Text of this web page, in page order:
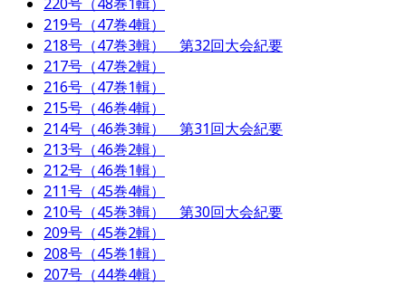
219号（47巻4輯）
218号（47巻3輯） 第32回大会紀要
217号（47巻2輯）
216号（47巻1輯）
215号（46巻4輯）
214号（46巻3輯） 第31回大会紀要
213号（46巻2輯）
212号（46巻1輯）
211号（45巻4輯）
210号（45巻3輯） 第30回大会紀要
209号（45巻2輯）
208号（45巻1輯）
207号（44巻4輯）